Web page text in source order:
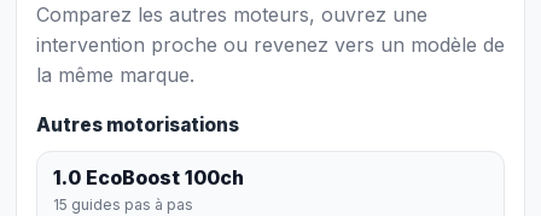
Comparez les autres moteurs, ouvrez une
intervention proche ou revenez vers un modèle de
la même marque.
Autres motorisations
1.0 EcoBoost 100ch
15 guides pas à pas